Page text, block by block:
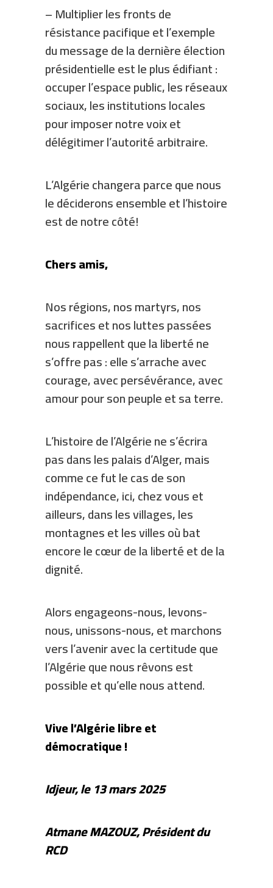
– Multiplier les fronts de
résistance pacifique et l’exemple
du message de la dernière élection
présidentielle est le plus édifiant :
occuper l’espace public, les réseaux
sociaux, les institutions locales
pour imposer notre voix et
délégitimer l’autorité arbitraire.
L’Algérie changera parce que nous
le déciderons ensemble et l’histoire
est de notre côté!
Chers amis,
Nos régions, nos martyrs, nos
sacrifices et nos luttes passées
nous rappellent que la liberté ne
s’offre pas : elle s’arrache avec
courage, avec persévérance, avec
amour pour son peuple et sa terre.
L’histoire de l’Algérie ne s’écrira
pas dans les palais d’Alger, mais
comme ce fut le cas de son
indépendance, ici, chez vous et
ailleurs, dans les villages, les
montagnes et les villes où bat
encore le cœur de la liberté et de la
dignité.
Alors engageons-nous, levons-
nous, unissons-nous, et marchons
vers l’avenir avec la certitude que
l’Algérie que nous rêvons est
possible et qu’elle nous attend.
Vive l’Algérie libre et
démocratique !
Idjeur, le 13 mars 2025
Atmane MAZOUZ, Président du
RCD